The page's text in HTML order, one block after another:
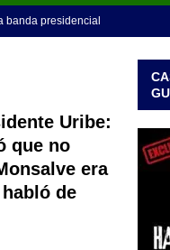
banda presidencial
y llama a
De La
LO
de activos y
Uribe:
que no
era
de